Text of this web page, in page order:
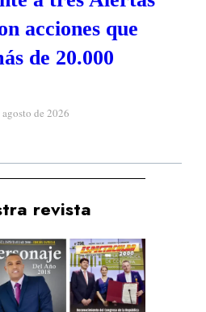
acciones que
de 20.000
agosto de 2026
revista